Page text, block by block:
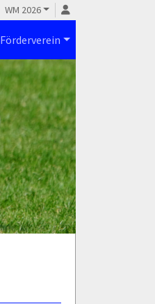
WM 2026
Förderverein